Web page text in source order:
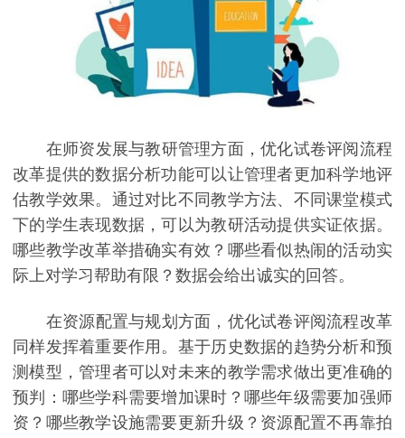
在师资发展与教研管理方面，优化试卷评阅流程
改革提供的数据分析功能可以让管理者更加科学地评
估教学效果。通过对比不同教学方法、不同课堂模式
下的学生表现数据，可以为教研活动提供实证依据。
哪些教学改革举措确实有效？哪些看似热闹的活动实
际上对学习帮助有限？数据会给出诚实的回答。
在资源配置与规划方面，优化试卷评阅流程改革
同样发挥着重要作用。基于历史数据的趋势分析和预
测模型，管理者可以对未来的教学需求做出更准确的
预判：哪些学科需要增加课时？哪些年级需要加强师
资？哪些教学设施需要更新升级？资源配置不再靠拍